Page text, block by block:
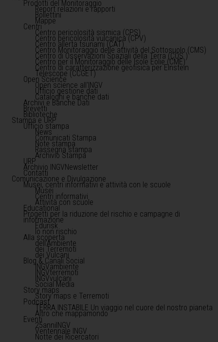
Prodotti del Monitoraggio
Report relazioni e rapporti
Bollettini
Mappe
Centri
Centro pericolosità sismica (CPS)
Centro pericolosità vulcanica (CPV)
Centro allerta tsunami (CAT)
Centro Monitoraggio delle attività del Sottosuolo (CMS)
Centro di Osservazioni Spaziali della Terra (COS )
Centro per il Monitoraggio delle Isole Eolie (CME)
Centro di caratterizzazione geofisica per Einstein
Telescope (CCGET)
Open Science
Open science all'INGV
Ufficio gestione dati
Cataloghi e banche dati
Archivi e Banche Dati
Brevetti
Biblioteche
Stampa e URP
Ufficio stampa
News
Comunicati Stampa
Note stampa
Rassegna stampa
Archivio Stampa
URP
Archivio INGVNewsletter
Contatti
Comunicazione e Divulgazione
Musei, centri informativi e attività con le scuole
Musei
Centri informativi
Attività con scuole
Educational
Progetti per la riduzione del rischio e campagne di
informazione
Edurisk
Io non rischio
Alla scoperta
dell'Ambiente
dei Terremoti
dei Vulcani
Blog & Canali Social
INGVambiente
INGVterremoti
INGVvulcani
Social Media
Story maps
Story maps e Terremoti
Podcast
TERRA INSTABILE Un viaggio nel cuore del nostro pianeta
Altro che mappamondo
Eventi
25anniINGV
Ventennale INGV
Notte dei Ricercatori